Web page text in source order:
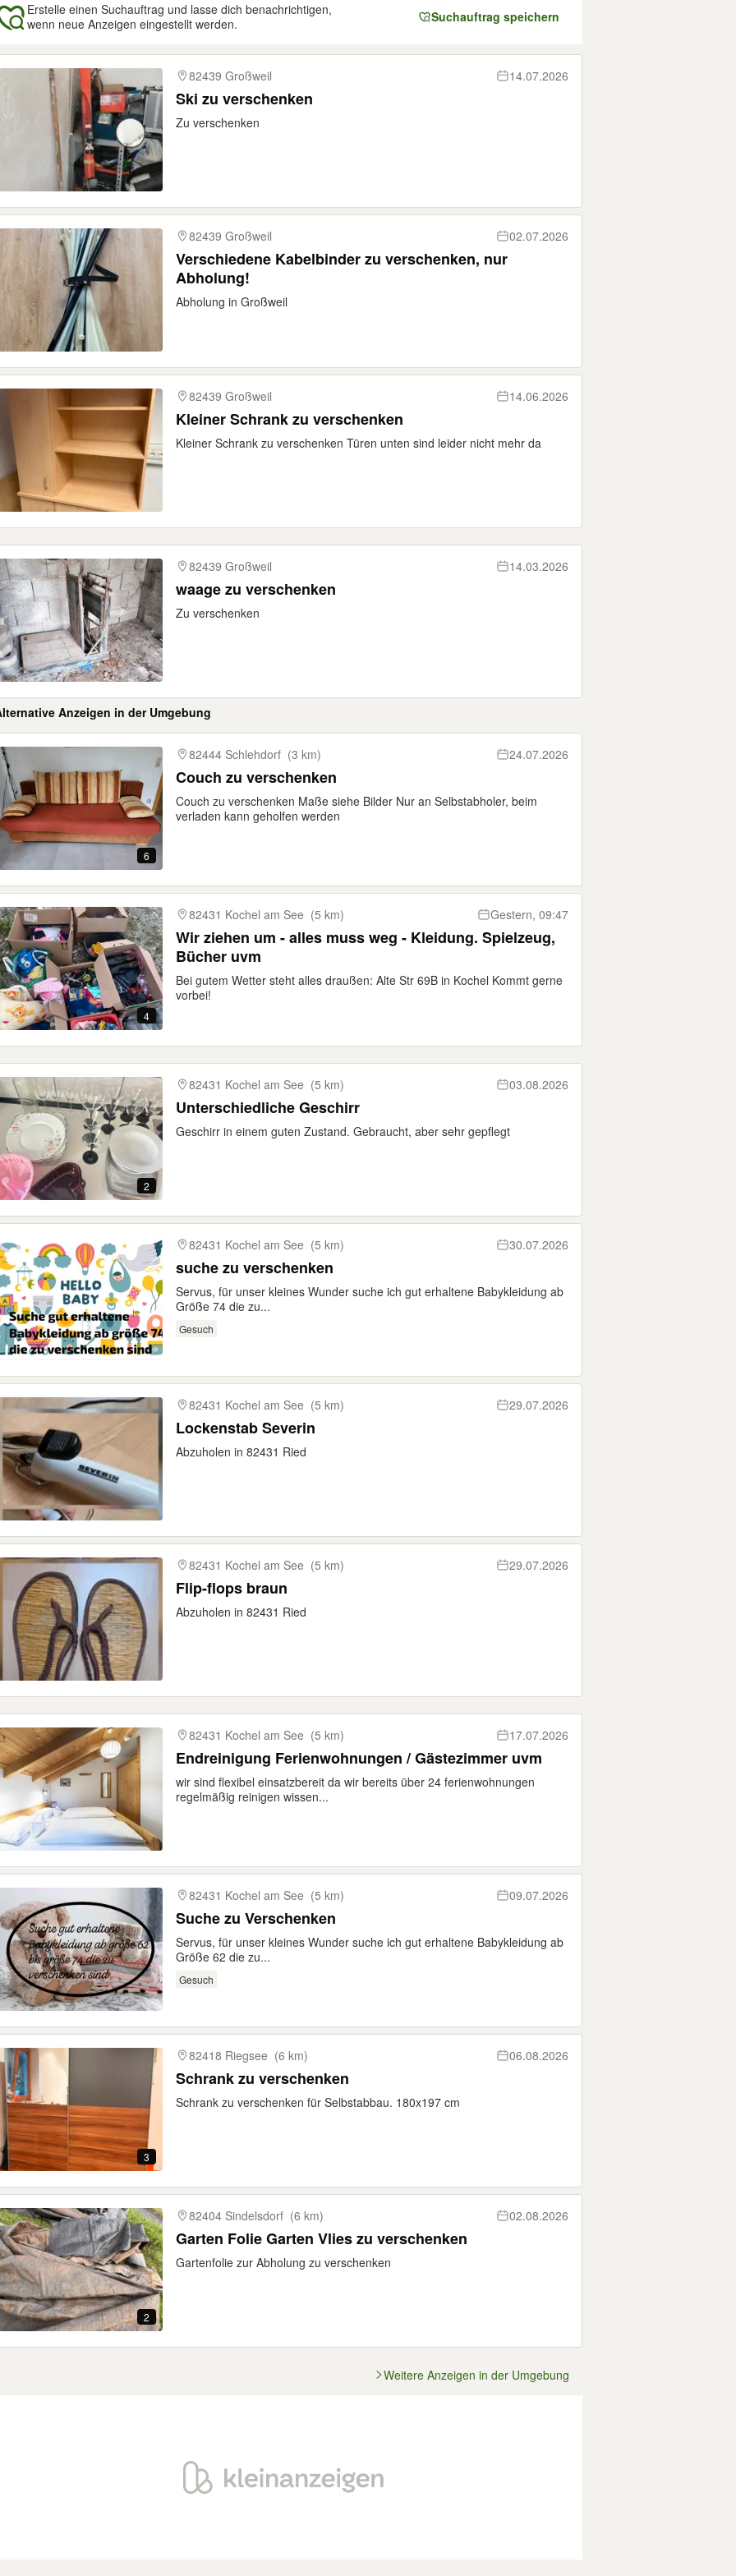
Erstelle einen Suchauftrag und lasse dich benachrichtigen,
wenn neue Anzeigen eingestellt werden.
Suchauftrag speichern
82439 Großweil
14.07.2026
Ski zu verschenken
Zu verschenken
82439 Großweil 02.07.2026
Verschiedene Kabelbinder zu verschenken, nur
Abholung!
Abholung in Großweil
82439 Großweil 14.06.2026
Kleiner Schrank zu verschenken
Kleiner Schrank zu verschenken Türen unten sind leider nicht mehr da
82439 Großweil 14.03.2026
waage zu verschenken
Zu verschenken
Anzeigen in der Umgebung
6
82444 Schlehdorf (3 km) 24.07.2026
Couch zu verschenken
Couch zu verschenken Maße siehe Bilder Nur an Selbstabholer, beim
verladen kann geholfen werden
4
82431 Kochel am See (5 km) Gestern, 09:47
Wir ziehen um - alles muss weg - Kleidung. Spielzeug,
Bücher uvm
Bei gutem Wetter steht alles draußen: Alte Str 69B in Kochel Kommt gerne
vorbei!
2
82431 Kochel am See (5 km) 03.08.2026
Unterschiedliche Geschirr
Geschirr in einem guten Zustand. Gebraucht, aber sehr gepflegt
82431 Kochel am See (5 km) 30.07.2026
suche zu verschenken
Servus, für unser kleines Wunder suche ich gut erhaltene Babykleidung ab
Größe 74 die zu...
Gesuch
82431 Kochel am See (5 km) 29.07.2026
Lockenstab Severin
Abzuholen in 82431 Ried
82431 Kochel am See (5 km) 29.07.2026
Flip-flops braun
Abzuholen in 82431 Ried
82431 Kochel am See (5 km) 17.07.2026
Endreinigung Ferienwohnungen / Gästezimmer uvm
wir sind flexibel einsatzbereit da wir bereits über 24 ferienwohnungen
regelmäßig reinigen wissen...
82431 Kochel am See (5 km) 09.07.2026
Suche zu Verschenken
Servus, für unser kleines Wunder suche ich gut erhaltene Babykleidung ab
Größe 62 die zu...
Gesuch
3
82418 Riegsee (6 km) 06.08.2026
Schrank zu verschenken
Schrank zu verschenken für Selbstabbau. 180x197 cm
2
82404 Sindelsdorf (6 km) 02.08.2026
Garten Folie Garten Vlies zu verschenken
Gartenfolie zur Abholung zu verschenken
Weitere Anzeigen in der Umgebung